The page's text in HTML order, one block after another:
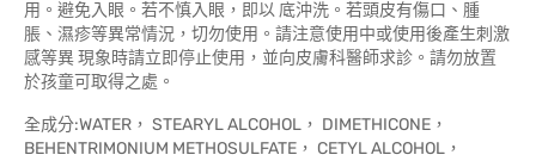
用。避免入眼。若不慎入眼，即以 底沖洗。若頭皮有傷口、腫
脹、濕疹等異常情況，切勿使用。請注意使用中或使用後產生刺激
感等異 現象時請立即停止使用，並向皮膚科醫師求診。請勿放置
於孩童可取得之處。
全成分:WATER， STEARYL ALCOHOL， DIMETHICONE，
BEHENTRIMONIUM METHOSULFATE， CETYL ALCOHOL，